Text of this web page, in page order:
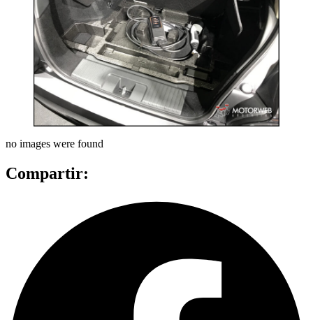
no images were found
Compartir: